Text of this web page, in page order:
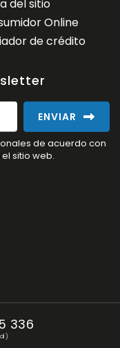
del sitio
Online
de crédito
ENVIAR
de acuerdo con
sitio web.
336